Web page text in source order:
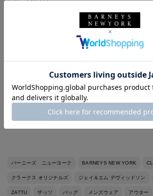
shoes : CLARKS（着用サイズ 7）
umbrella：FOX UMBRELLAS
◼︎ドレスシャツサイズ38
◼︎イタリアサイズ44-46（モデルにより）
◼︎革靴サイズ40,7-7H（モデルにより）
バーニーズ ニューヨーク BARNEYS NEW YORK
クラークス オリジナルズ ジェイ＆エム デヴィッドソン
ZATTU ザッツ バッグ メンズウェア アウター